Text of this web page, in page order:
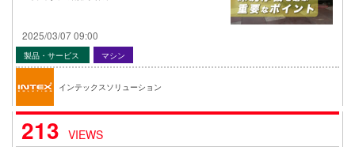
2025/03/07 09:00
製品・サービス マシン
インテックスソリューション
213 VIEWS